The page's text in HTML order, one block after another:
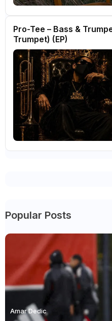
Pro-Tee – Bass &
Trumpet) (EP)
Popular Posts
Amar Dedic